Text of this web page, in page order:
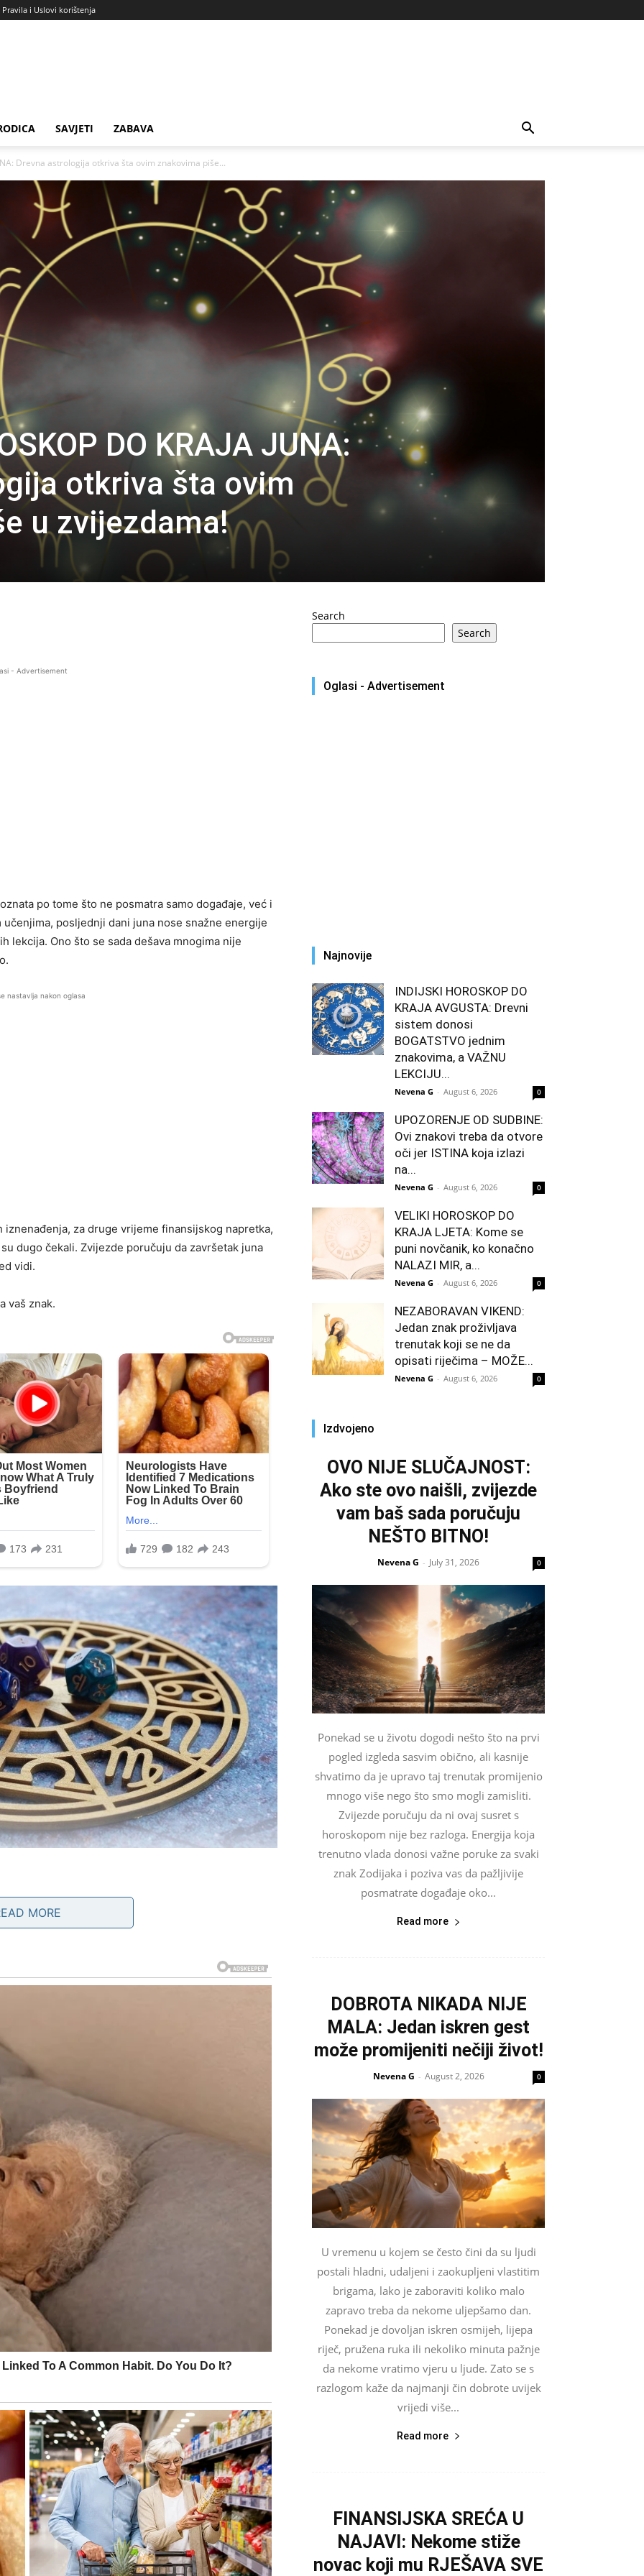
Pravila i Uslovi korištenja
SAVJETI ZABAVA
Drevna astrologija otkriva šta ovim znakovima piše...
DO KRAJA JUNA:
otkriva šta ovim
u zvijezdama!
- Advertisement
po tome što ne posmatra samo događaje, već i
posljednji dani juna nose snažne energije
lekcija. Ono što se sada dešava mnogima nije
nastavlja nakon oglasa
za druge vrijeme finansijskog napretka,
dugo čekali. Zvijezde poručuju da završetak juna
vidi.
vaš znak.
od povoljnijih perioda ovog mjeseca.
MORE
Search
Search
Oglasi - Advertisement
Najnovije
INDIJSKI HOROSKOP DO
KRAJA AVGUSTA: Drevni
sistem donosi
BOGATSTVO jednim
znakovima, a VAŽNU
LEKCIJU...
Nevena G - August 6, 2026 0
UPOZORENJE OD SUDBINE:
Ovi znakovi treba da otvore
oči jer ISTINA koja izlazi
na...
Nevena G - August 6, 2026 0
VELIKI HOROSKOP DO
KRAJA LJETA: Kome se
puni novčanik, ko konačno
NALAZI MIR, a...
Nevena G - August 6, 2026 0
NEZABORAVAN VIKEND:
Jedan znak proživljava
trenutak koji se ne da
opisati riječima – MOŽE...
Nevena G - August 6, 2026 0
Izdvojeno
OVO NIJE SLUČAJNOST:
Ako ste ovo naišli, zvijezde
vam baš sada poručuju
NEŠTO BITNO!
Nevena G - July 31, 2026 0
Ponekad se u životu dogodi nešto što na prvi
pogled izgleda sasvim obično, ali kasnije
shvatimo da je upravo taj trenutak promijenio
mnogo više nego što smo mogli zamisliti.
Zvijezde poručuju da ni ovaj susret s
horoskopom nije bez razloga. Energija koja
trenutno vlada donosi važne poruke za svaki
znak Zodijaka i poziva vas da pažljivije
posmatrate događaje oko...
Read more
DOBROTA NIKADA NIJE
MALA: Jedan iskren gest
može promijeniti nečiji život!
Nevena G - August 2, 2026 0
U vremenu u kojem se često čini da su ljudi
postali hladni, udaljeni i zaokupljeni vlastitim
brigama, lako je zaboraviti koliko malo
zapravo treba da nekome uljepšamo dan.
Ponekad je dovoljan iskren osmijeh, lijepa
riječ, pružena ruka ili nekoliko minuta pažnje
da nekome vratimo vjeru u ljude. Zato se s
razlogom kaže da najmanji čin dobrote uvijek
vrijedi više...
Read more
FINANSIJSKA SREĆA U
NAJAVI: Nekome stiže
novac koji mu RJEŠAVA SVE